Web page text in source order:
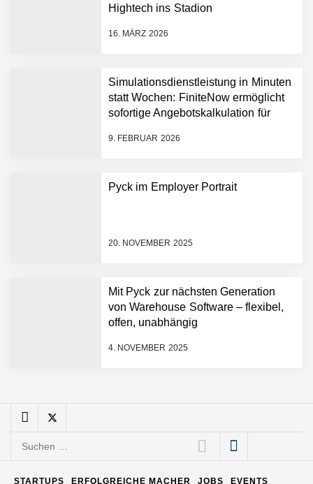
Hightech ins Stadion
16. MÄRZ 2026
Simulationsdienstleistung in Minuten
statt Wochen: FiniteNow ermöglicht
sofortige Angebotskalkulation für
9. FEBRUAR 2026
Pyck im Employer Portrait
20. NOVEMBER 2025
Mit Pyck zur nächsten Generation
von Warehouse Software – flexibel,
offen, unabhängig
4. NOVEMBER 2025
starten strategische
AI breit auszurollen
Humanoider Roboter bringt
Hightech ins Stadion
Simulationsdienstleistung in
Minuten statt Wochen:
FiniteNow ermöglicht
Entwicklungsprozesse
Maximilian Mack von Pyck
Generation von Warehouse
Software – flexibel, offen,
ELOPRINT im Employer
Suchen
STARTUPS ERFOLGREICHE MACHER JOBS EVENTS